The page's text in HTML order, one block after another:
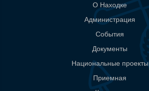
О Находке
Администрация
События
Документы
Национальные проекты
Приемная